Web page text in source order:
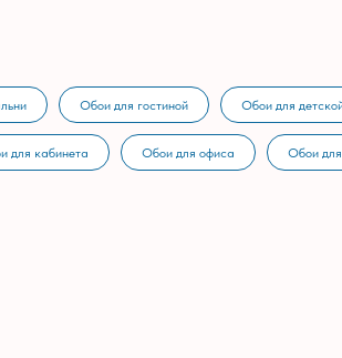
Обои для гостиной Обои для
для кабинета Обои для офиса Обои